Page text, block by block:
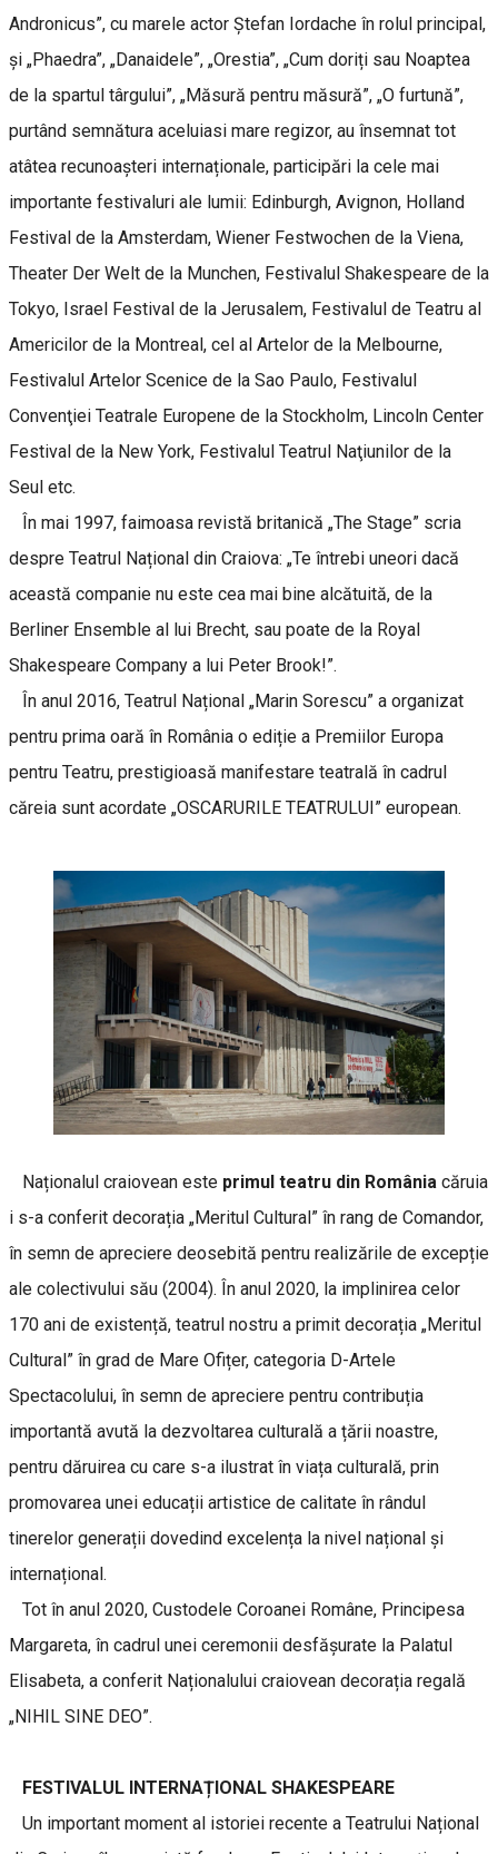
Andronicus”, cu marele actor Ștefan Iordache în rolul principal,
și „Phaedra”, „Danaidele”, „Orestia”, „Cum doriți sau Noaptea
de la spartul târgului”, „Măsură pentru măsură”, „O furtună”,
purtând semnătura aceluiasi mare regizor, au însemnat tot
atâtea recunoașteri internaționale, participări la cele mai
importante festivaluri ale lumii: Edinburgh, Avignon, Holland
Festival de la Amsterdam, Wiener Festwochen de la Viena,
Theater Der Welt de la Munchen, Festivalul Shakespeare de la
Tokyo, Israel Festival de la Jerusalem, Festivalul de Teatru al
Americilor de la Montreal, cel al Artelor de la Melbourne,
Festivalul Artelor Scenice de la Sao Paulo, Festivalul
Convenţiei Teatrale Europene de la Stockholm, Lincoln Center
Festival de la New York, Festivalul Teatrul Naţiunilor de la
Seul etc.
În mai 1997, faimoasa revistă britanică „The Stage” scria
despre Teatrul Național din Craiova: „Te întrebi uneori dacă
această companie nu este cea mai bine alcătuită, de la
Berliner Ensemble al lui Brecht, sau poate de la Royal
Shakespeare Company a lui Peter Brook!”.
În anul 2016, Teatrul Național „Marin Sorescu” a organizat
pentru prima oară în România o ediție a Premiilor Europa
pentru Teatru, prestigioasă manifestare teatrală în cadrul
căreia sunt acordate „OSCARURILE TEATRULUI” european.
Naționalul craiovean este primul teatru din România căruia
i s-a conferit decorația „Meritul Cultural” în rang de Comandor,
în semn de apreciere deosebită pentru realizările de excepție
ale colectivului său (2004). În anul 2020, la implinirea celor
170 ani de existență, teatrul nostru a primit decorația „Meritul
Cultural” în grad de Mare Ofițer, categoria D-Artele
Spectacolului, în semn de apreciere pentru contribuția
importantă avută la dezvoltarea culturală a țării noastre,
pentru dăruirea cu care s-a ilustrat în viața culturală, prin
promovarea unei educații artistice de calitate în rândul
tinerelor generații dovedind excelența la nivel național și
internațional.
Tot în anul 2020, Custodele Coroanei Române, Principesa
Margareta, în cadrul unei ceremonii desfășurate la Palatul
Elisabeta, a conferit Naționalului craiovean decorația regală
„NIHIL SINE DEO”.
FESTIVALUL INTERNAȚIONAL SHAKESPEARE
Un important moment al istoriei recente a Teatrului Național